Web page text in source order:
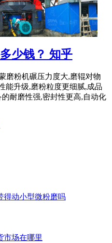
少钱？ 知乎
磨粉机碾压力度大,磨辊对物
能升级,磨粉粒度更细腻,成品
的耐磨性强,密封性更高,自动化
得动小型微粉磨吗
市场在哪里